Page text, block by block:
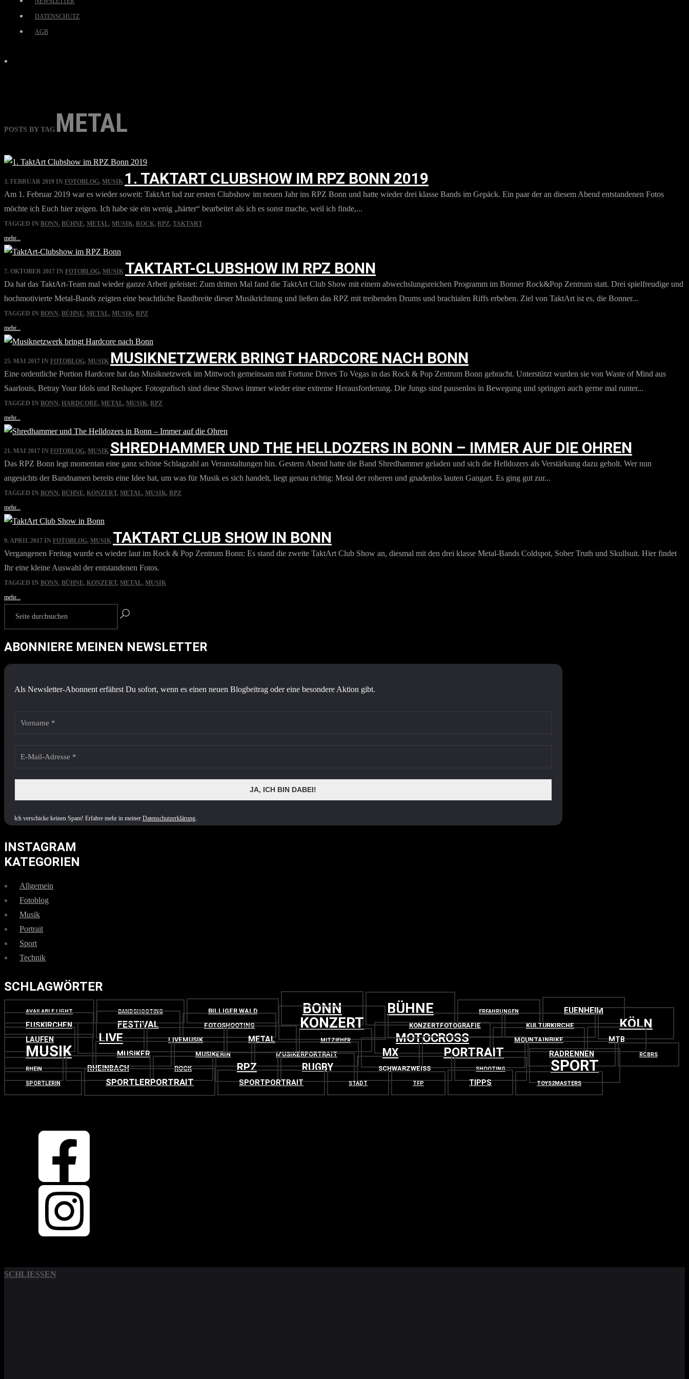
DATENSCHUTZ
AGB
POSTS BY TAG METAL
3. FEBRUAR 2019 IN FOTOBLOG, MUSIK 1. TAKTART CLUBSHOW IM RPZ BONN 2019
Am 1. Februar 2019 war es wieder soweit: TaktArt lud zur ersten Clubshow im neuen Jahr ins RPZ Bonn und hatte wieder drei klasse Bands im Gepäck. Ein paar der an diesem Abend entstandenen Fotos
möchte ich Euch hier zeigen. Ich habe sie ein wenig „härter“ bearbeitet als ich es sonst mache, weil ich finde,...
TAGGED IN BONN, BÜHNE, METAL, MUSIK, ROCK, RPZ, TAKTART
mehr...
7. OKTOBER 2017 IN FOTOBLOG, MUSIK TAKTART-CLUBSHOW IM RPZ BONN
Da hat das TaktArt-Team mal wieder ganze Arbeit geleistet: Zum dritten Mal fand die TaktArt Club Show mit einem abwechslungsreichen Programm im Bonner Rock&Pop Zentrum statt. Drei spielfreudige und
hochmotivierte Metal-Bands zeigten eine beachtliche Bandbreite dieser Musikrichtung und ließen das RPZ mit treibenden Drums und brachialen Riffs erbeben. Ziel von TaktArt ist es, die Bonner...
TAGGED IN BONN, BÜHNE, METAL, MUSIK, RPZ
mehr...
25. MAI 2017 IN FOTOBLOG, MUSIK MUSIKNETZWERK BRINGT HARDCORE NACH BONN
Eine ordentliche Portion Hardcore hat das Musiknetzwerk im Mittwoch gemeinsam mit Fortune Drives To Vegas in das Rock & Pop Zentrum Bonn gebracht. Unterstützt wurden sie von Waste of Mind aus
Saarlouis, Betray Your Idols und Reshaper. Fotografisch sind diese Shows immer wieder eine extreme Herausforderung. Die Jungs sind pausenlos in Bewegung und springen auch gerne mal runter...
TAGGED IN BONN, HARDCORE, METAL, MUSIK, RPZ
mehr...
21. MAI 2017 IN FOTOBLOG, MUSIK SHREDHAMMER UND THE HELLDOZERS IN BONN – IMMER AUF DIE OHREN
Das RPZ Bonn legt momentan eine ganz schöne Schlagzahl an Veranstaltungen hin. Gestern Abend hatte die Band Shredhammer geladen und sich die Helldozers als Verstärkung dazu geholt. Wer nun
angesichts der Bandnamen bereits eine Idee hat, um was für Musik es sich handelt, liegt genau richtig: Metal der roheren und gnadenlos lauten Gangart. Es ging gut zur...
TAGGED IN BONN, BÜHNE, KONZERT, METAL, MUSIK, RPZ
mehr...
9. APRIL 2017 IN FOTOBLOG, MUSIK TAKTART CLUB SHOW IN BONN
Vergangenen Freitag wurde es wieder laut im Rock & Pop Zentrum Bonn: Es stand die zweite TaktArt Club Show an, diesmal mit den drei klasse Metal-Bands Coldspot, Sober Truth und Skullsuit. Hier findet
Ihr eine kleine Auswahl der entstandenen Fotos.
TAGGED IN BONN, BÜHNE, KONZERT, METAL, MUSIK
mehr...
ABONNIERE MEINEN NEWSLETTER
Als Newsletter-Abonnent erfährst Du sofort, wenn es einen neuen Blogbeitrag oder eine besondere Aktion gibt.
ch verschicke keinen Spam! Erfahre mehr in meiner Datenschutzerklärung.
INSTAGRAM
KATEGORIEN
Allgemein
Fotoblog
Musik
Portrait
Sport
Technik
SCHLAGWÖRTER
AVAILABLE LIGHT BANDSHOOTING BILLIGER WALD BONN BÜHNE ERFAHRUNGEN EUENHEIM
EUSKIRCHEN FESTIVAL FOTOSHOOTING KONZERT KONZERTFOTOGRAFIE KULTURKIRCHE KÖLN
LAUFEN LIVE LIVEMUSIK METAL MITZIEHER MOTOCROSS MOUNTAINBIKE MTB
MUSIK MUSIKER MUSIKERIN MUSIKERPORTRAIT MX PORTRAIT RADRENNEN RCBRS
RHEIN RHEINBACH ROCK RPZ RUGBY SCHWARZWEISS SHOOTING SPORT
SPORTLERIN SPORTLERPORTRAIT SPORTPORTRAIT STADT TFP TIPPS TOYS2MASTERS
OBEN
SCHLIESSEN